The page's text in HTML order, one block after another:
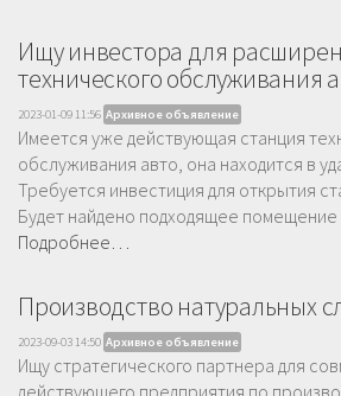
Ищу инвестора для
технического обслуживания
2023-01-09 11:56 Архивное объявление
Имеется уже действующая станция
обслуживания авто, она находится в
Требуется инвестиция для открытия
Будет найдено подходящее помещение
Подробнее…
Производство натуральных
2023-09-03 14:50 Архивное объявление
Ищу стратегического партнера для
действующего предприятия по